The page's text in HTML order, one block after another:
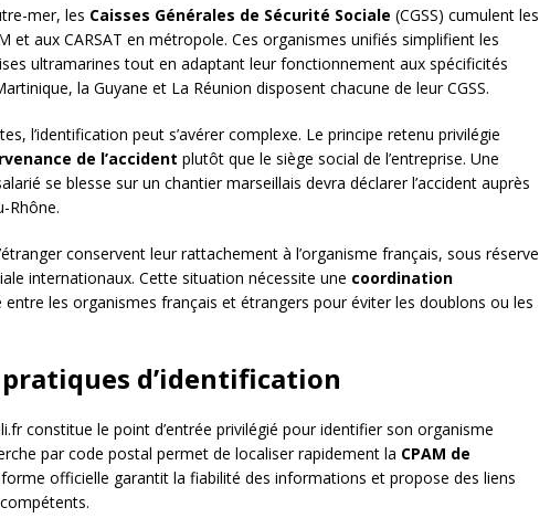
mer, les Caisses Générales de Sécurité Sociale (CGSS) cumulent les
et aux CARSAT en métropole. Ces organismes unifiés simplifient les
ultramarines tout en adaptant leur fonctionnement aux spécificités
la Guyane et La Réunion disposent chacune de leur CGSS.
l’identification peut s’avérer complexe. Le principe retenu privilégie
de l’accident plutôt que le siège social de l’entreprise. Une
se blesse sur un chantier marseillais devra déclarer l’accident auprès
Rhône.
conservent leur rattachement à l’organisme français, sous réserve
internationaux. Cette situation nécessite une coordination
entre les organismes français et étrangers pour éviter les doublons ou les
pratiques d’identification
constitue le point d’entrée privilégié pour identifier son organisme
par code postal permet de localiser rapidement la CPAM de
officielle garantit la fiabilité des informations et propose des liens